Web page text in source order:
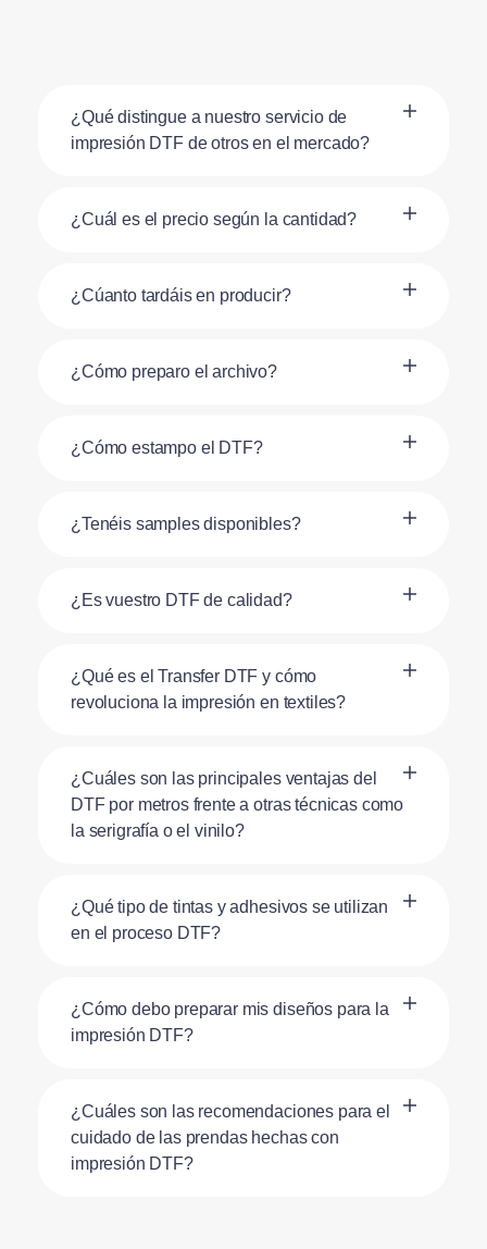
¿Qué distingue a nuestro servicio de
impresión DTF de otros en el mercado?
¿Cuál es el precio según la cantidad?
¿Cúanto tardáis en producir?
¿Cómo preparo el archivo?
¿Cómo estampo el DTF?
¿Tenéis samples disponibles?
¿Es vuestro DTF de calidad?
¿Qué es el Transfer DTF y cómo
revoluciona la impresión en textiles?
¿Cuáles son las principales ventajas del
DTF por metros frente a otras técnicas como
la serigrafía o el vinilo?
¿Qué tipo de tintas y adhesivos se utilizan
en el proceso DTF?
¿Cómo debo preparar mis diseños para la
impresión DTF?
¿Cuáles son las recomendaciones para el
cuidado de las prendas hechas con
impresión DTF?